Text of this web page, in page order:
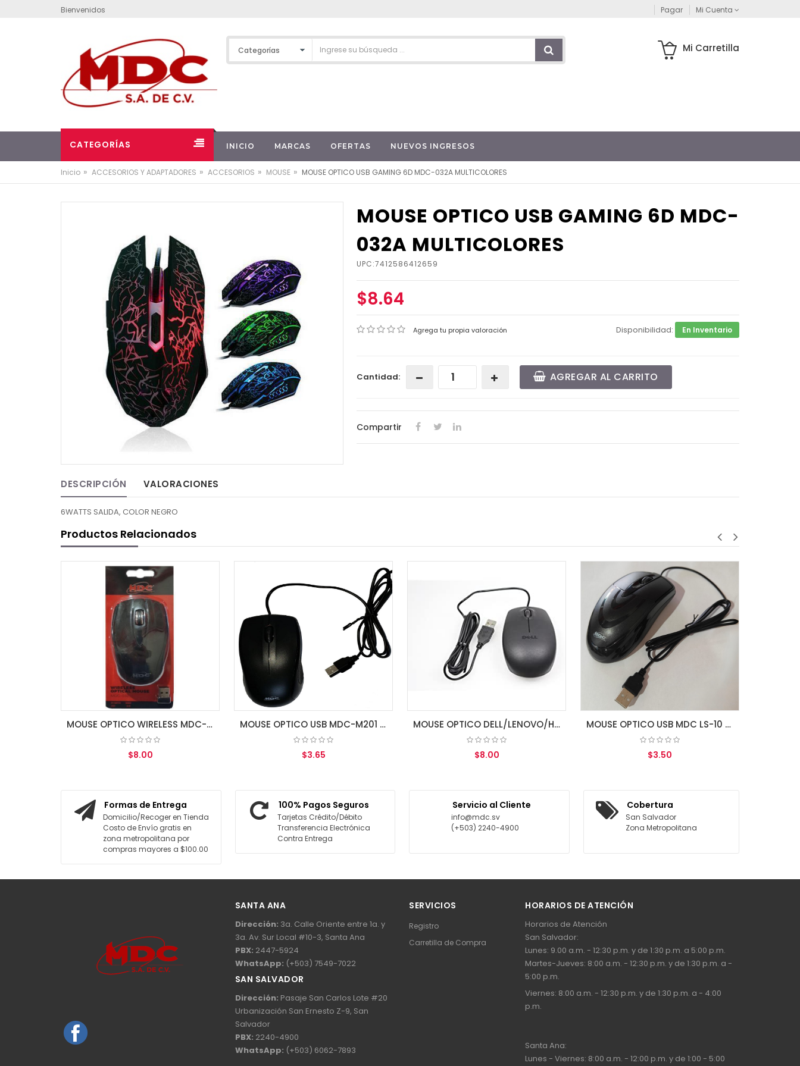
Bienvenidos Pagar Mi Cuenta
Mi Carretilla
CATEGORÍAS INICIO MARCAS OFERTAS NUEVOS INGRESOS
Inicio » ACCESORIOS Y ADAPTADORES » ACCESORIOS » MOUSE » MOUSE OPTICO USB GAMING 6D MDC-032A MULTICOLORES
MOUSE OPTICO USB GAMING 6D MDC-
032A MULTICOLORES
UPC:7412586412659
$8.64
Agrega tu propia valoración Disponibilidad: En Inventario
Cantidad: AGREGAR AL CARRITO
Compartir
DESCRIPCIÓN VALORACIONES
6WATTS SALIDA, COLOR NEGRO
Productos Relacionados
MOUSE OPTICO WIRELESS MDC-032 MOUSE OPTICO USB MDC-M201 NEGRO/ BOLSA MOUSE OPTICO DELL/LENOVO/HP EN BOLSA MOUSE OPTICO USB MDC LS-10 NEGRO
Formas de Entrega
Domicilio/Recoger en Tienda
Costo de Envío gratis en
zona metropolitana por
compras mayores a $100.00
100% Pagos Seguros
Tarjetas Crédito/Débito
Transferencia Electrónica
Contra Entrega
Servicio al Cliente
info@mdc.sv
(+503) 2240-4900
Cobertura
San Salvador
Zona Metropolitana
SANTA ANA
Dirección: 3a. Calle Oriente entre 1a. y
3a. Av. Sur Local #10-3, Santa Ana
PBX: 2447-5924
WhatsApp: (+503) 7549-7022
SAN SALVADOR
Dirección: Pasaje San Carlos Lote #20
Urbanización San Ernesto Z-9, San
Salvador
PBX: 2240-4900
WhatsApp: (+503) 6062-7893
SERVICIOS
Registro
Carretilla de Compra
HORARIOS DE ATENCIÓN
Horarios de Atención
San Salvador:
Lunes: 9.00 a.m. - 12:30 p.m. y de 1:30 p.m. a 5:00 p.m.
Martes-Jueves: 8:00 a.m. - 12:30 p.m. y de 1:30 p.m. a -
5:00 p.m.
Viernes: 8:00 a.m. - 12:30 p.m. y de 1:30 p.m. a - 4:00
p.m.
Santa Ana:
Lunes - Viernes: 8:00 a.m. - 12:00 p.m. y de 1:00 - 5:00